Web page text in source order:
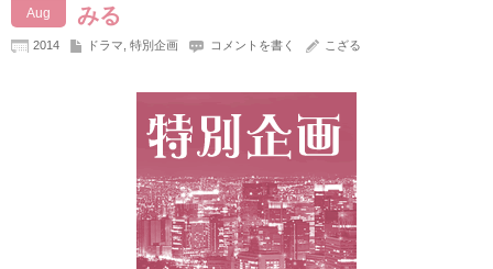
Aug
みる
2014 ドラマ 特別企画 コメントを書く こざる